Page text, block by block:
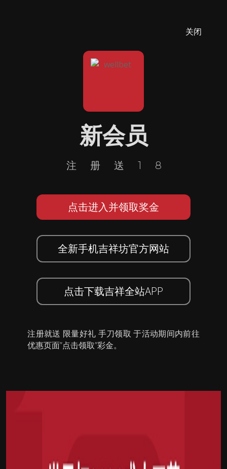
关闭
新会员
注册送18
点击进入并领取奖金
全新手机吉祥坊官方网站
点击下载吉祥全站APP
注册就送 限量好礼 手刀领取 于活动期间内前往
优惠页面”点击领取”彩金。